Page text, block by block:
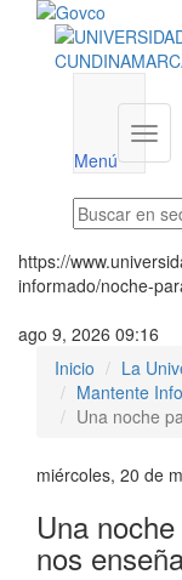
Menú
Menú
https://
informado/noche-
ago 9, 2026 09:16
Inicio
La
Mantente
Una noche
miércoles, 20 de
Una
nos